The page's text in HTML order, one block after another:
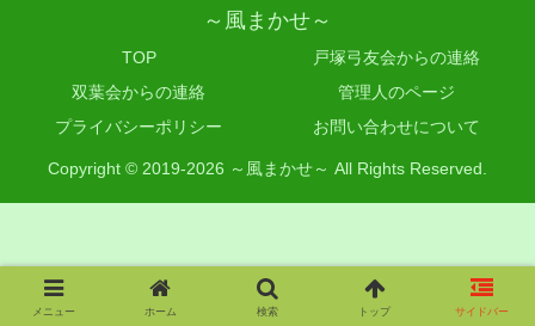
～風まかせ～
TOP
戸塚弓友会からの連絡
双葉会からの連絡
管理人のページ
プライバシーポリシー
お問い合わせについて
Copyright © 2019-2026 ～風まかせ～ All Rights Reserved.
メニュー ホーム 検索 トップ サイドバー